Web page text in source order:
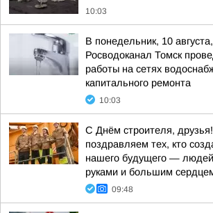
10:03
В понедельник, 10
Росводоканал Томск
работы на сетях
капитального ремонта
10:03
С Днём строителя,
поздравляем тех, кто
нашего будущего —
руками и большим
09:48